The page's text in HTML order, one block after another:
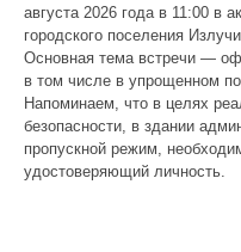
августа 2026 года в 11:00 в
городского поселения
Основная тема встречи —
в том числе в упрощенном
Напоминаем, что в целях
безопасности, в здании
пропускной режим,
удостоверяющий личность.